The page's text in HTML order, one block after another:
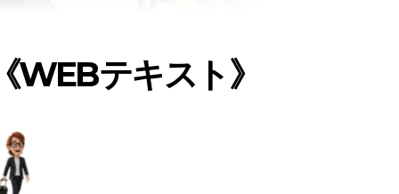
テキスト》